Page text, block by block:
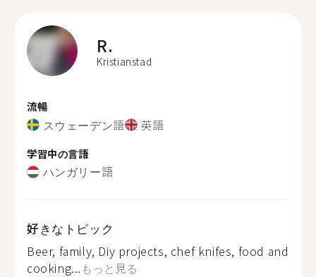
R.
Kristianstad
流暢
スウェーデン語 英語
学習中の言語
ハンガリー語
好きなトピック
Beer, family, Diy projects, chef knifes, food and
cooking... もっと見る